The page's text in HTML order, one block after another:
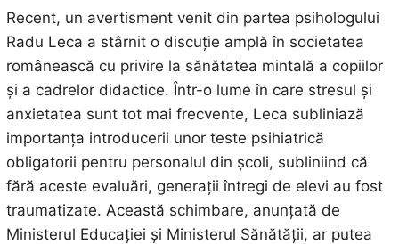
Recent, un avertisment venit din partea psihologului
Radu Leca a stârnit o discuție amplă în societatea
românească cu privire la sănătatea mintală a copiilor
și a cadrelor didactice. Într-o lume în care stresul și
anxietatea sunt tot mai frecvente, Leca subliniază
importanța introducerii unor teste psihiatrică
obligatorii pentru personalul din școli, subliniind că
fără aceste evaluări, generații întregi de elevi au fost
traumatizate. Această schimbare, anunțată de
Ministerul Educației și Ministerul Sănătății, ar putea